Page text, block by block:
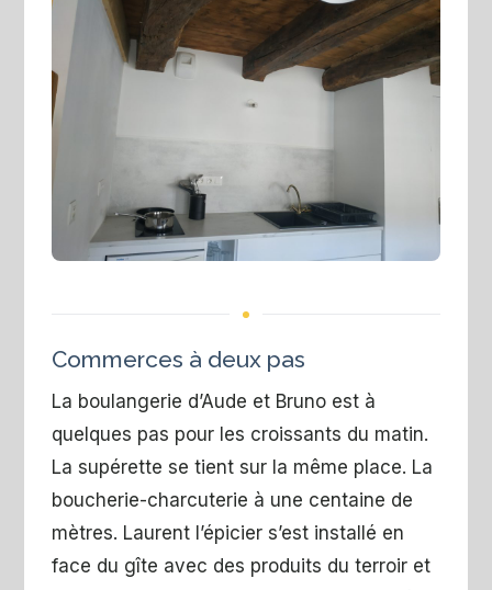
Commerces à deux pas
La boulangerie d’Aude et Bruno est à
quelques pas pour les croissants du matin.
La supérette se tient sur la même place. La
boucherie-charcuterie à une centaine de
mètres. Laurent l’épicier s’est installé en
face du gîte avec des produits du terroir et